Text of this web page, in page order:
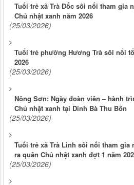
Tuổi trẻ xã Trà Đốc sôi nổi tham gia
Chủ nhật xanh năm 2026
(25/03/2026)
Tuổi trẻ phường Hương Trà sôi nổi
2026
(25/03/2026)
Nông Sơn: Ngày đoàn viên – hành
Chủ nhật xanh tại Dinh Bà Thu Bồn
(25/03/2026)
Tuổi trẻ xã Trà Linh sôi nổi tham gia
ra quân Chủ nhật xanh đợt 1 năm
(25/03/2026)